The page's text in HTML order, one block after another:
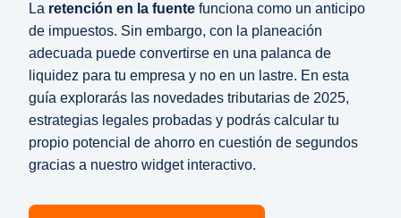
La retención en la fuente funciona como un anticipo
de impuestos. Sin embargo, con la planeación
adecuada puede convertirse en una palanca de
liquidez para tu empresa y no en un lastre. En esta
guía explorarás las novedades tributarias de 2025,
estrategias legales probadas y podrás calcular tu
propio potencial de ahorro en cuestión de segundos
gracias a nuestro widget interactivo.